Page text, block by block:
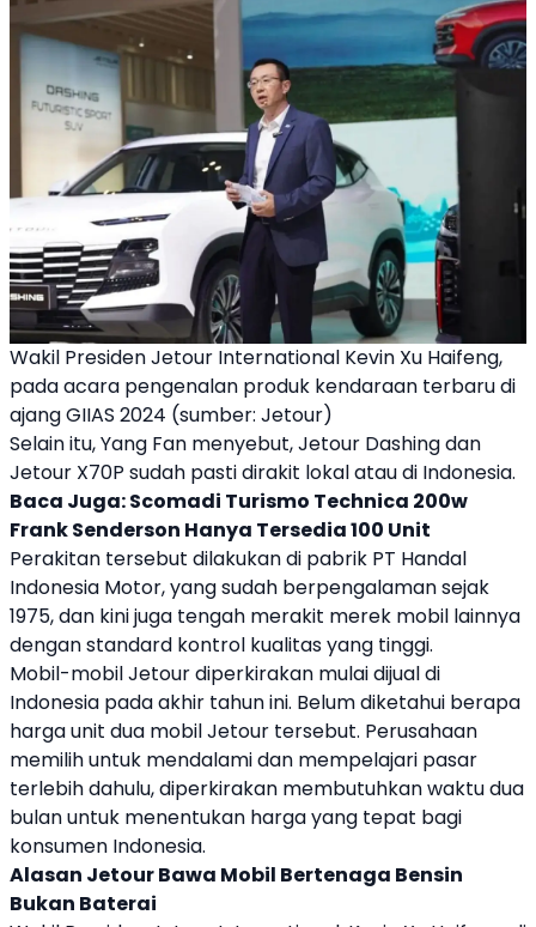
Wakil Presiden Jetour International Kevin Xu Haifeng,
pada acara pengenalan produk kendaraan terbaru di
ajang GIIAS 2024 (sumber: Jetour)
Selain itu, Yang Fan menyebut,Jetour Dashingdan
Jetour X70P sudah pasti dirakit lokal atau di Indonesia.
Baca Juga:Scomadi Turismo Technica 200w
Frank Senderson Hanya Tersedia 100 Unit
Perakitan tersebut dilakukan di pabrik PT Handal
Indonesia Motor, yang sudah berpengalaman sejak
1975, dan kini juga tengah merakit merek mobil lainnya
dengan standard kontrol kualitas yang tinggi.
Mobil-mobilJetourdiperkirakan mulai dijual di
Indonesia pada akhir tahun ini. Belum diketahui berapa
harga unit dua mobilJetour tersebut. Perusahaan
memilih untuk mendalami dan mempelajari pasar
terlebih dahulu, diperkirakan membutuhkan waktu dua
bulan untuk menentukan harga yang tepat bagi
konsumen Indonesia.
Alasan JetourBawa Mobil Bertenaga Bensin
Bukan Baterai